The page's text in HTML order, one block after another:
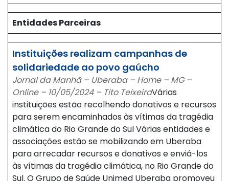
Entidades Parceiras
Instituições realizam campanhas de
solidariedade ao povo gaúcho
Jornal da Manhã – Uberaba – Home – MG –
Online – 10/05/2024 – Tito TeixeiraVárias
instituições estão recolhendo donativos e recursos
para serem encaminhados às vítimas da tragédia
climática do Rio Grande do Sul Várias entidades e
associações estão se mobilizando em Uberaba
para arrecadar recursos e donativos e enviá-los
às vítimas da tragédia climática, no Rio Grande do
Sul. O Grupo de Saúde Unimed Uberaba promoveu